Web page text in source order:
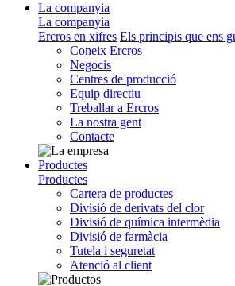
La companyia
La companyia
Ercros en xifres Els principis que ens
Coneix Ercros
Negocis
Centres de producció
Equip directiu
Treballar a Ercros
La nostra gent
Contacte
Productes
Productes
Cartera de productes
Divisió de derivats del clor
Divisió de química intermèdia
Divisió de farmàcia
Tutela i seguretat
Atenció al client